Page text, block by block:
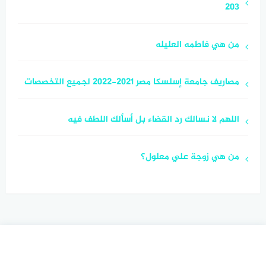
203
من هي فاطمه العليله
مصاريف جامعة إسلسكا مصر 2021-2022 لجميع التخصصات
اللهم لا نسالك رد القضاء بل أسألك اللطف فيه
من هي زوجة علي معلول؟